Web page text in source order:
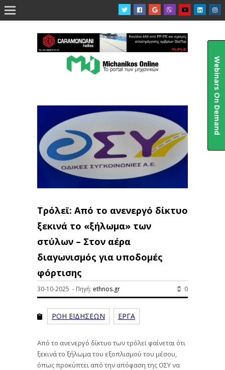

Τρόλεϊ: Από το ανενεργό δίκτυο
ξεκινά το «ξήλωμα» των
στύλων – Στον αέρα
διαγωνισμός για υποδομές
φόρτισης
30-10-2025 - Πηγή: ethnos.gr 0
ΡΟΗ ΕΙΔΗΣΕΩΝ ΕΡΓΑ
Από το ανενεργό δίκτυο των τρόλεϊ φαίνεται ότι
ξεκινά το ξήλωμα του εξοπλισμού του μέσου,
όπως προκύπτει από την απόφαση της ΟΣΥ να
Webinars On Demand